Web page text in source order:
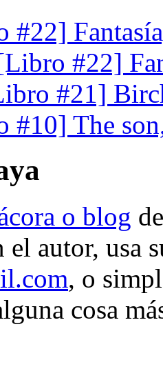
#22]
#22]
#21]
#10] The
o blog
el autor, usa
, o
cosa